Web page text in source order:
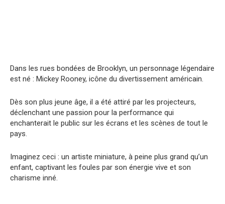
Dans les rues bondées de Brooklyn, un personnage légendaire
est né : Mickey Rooney, icône du divertissement américain.
Dès son plus jeune âge, il a été attiré par les projecteurs,
déclenchant une passion pour la performance qui
enchanterait le public sur les écrans et les scènes de tout le
pays.
Imaginez ceci : un artiste miniature, à peine plus grand qu’un
enfant, captivant les foules par son énergie vive et son
charisme inné.